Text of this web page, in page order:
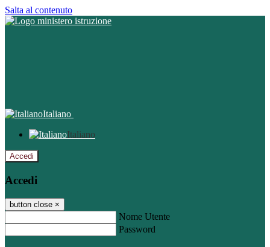
Salta al contenuto
Italiano
Italiano
Accedi
Accedi
button close ×
Nome Utente
Password